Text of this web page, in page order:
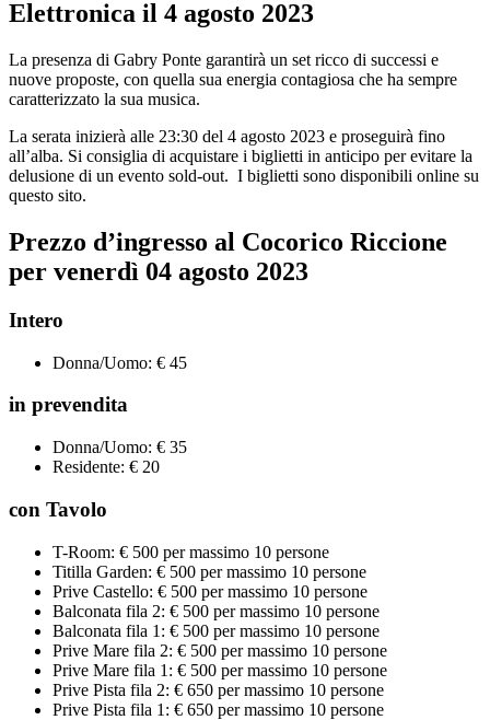
Elettronica il 4 agosto 2023
La presenza di Gabry Ponte garantirà un set ricco di successi e
nuove proposte, con quella sua energia contagiosa che ha sempre
caratterizzato la sua musica.
La serata inizierà alle 23:30 del 4 agosto 2023 e proseguirà fino
all’alba. Si consiglia di acquistare i biglietti in anticipo per evitare la
delusione di un evento sold-out. I biglietti sono disponibili online su
questo sito.
Prezzo d’ingresso al Cocorico Riccione
per venerdì 04 agosto 2023
Intero
Donna/Uomo: € 45
in prevendita
Donna/Uomo: € 35
Residente: € 20
con Tavolo
T-Room: € 500 per massimo 10 persone
Titilla Garden: € 500 per massimo 10 persone
Prive Castello: € 500 per massimo 10 persone
Balconata fila 2: € 500 per massimo 10 persone
Balconata fila 1: € 500 per massimo 10 persone
Prive Mare fila 2: € 500 per massimo 10 persone
Prive Mare fila 1: € 500 per massimo 10 persone
Prive Pista fila 2: € 650 per massimo 10 persone
Prive Pista fila 1: € 650 per massimo 10 persone